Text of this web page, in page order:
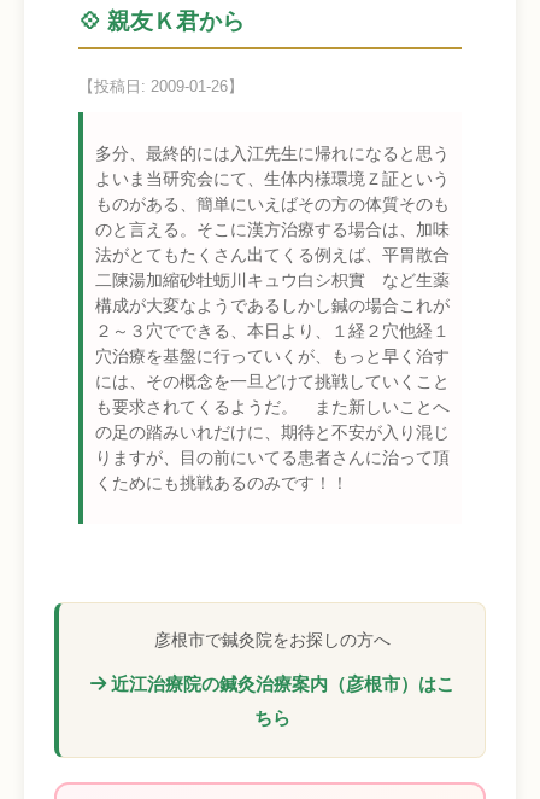
💠 親友Ｋ君から
【投稿日: 2009-01-26】
多分、最終的には入江先生に帰れになると思う
よいま当研究会にて、生体内様環境Ｚ証という
ものがある、簡単にいえばその方の体質そのも
のと言える。そこに漢方治療する場合は、加味
法がとてもたくさん出てくる例えば、平胃散合
二陳湯加縮砂牡蛎川キュウ白シ枳實 など生薬
構成が大変なようであるしかし鍼の場合これが
２～３穴でできる、本日より、１経２穴他経１
穴治療を基盤に行っていくが、もっと早く治す
には、その概念を一旦どけて挑戦していくこと
も要求されてくるようだ。 また新しいことへ
の足の踏みいれだけに、期待と不安が入り混じ
りますが、目の前にいてる患者さんに治って頂
くためにも挑戦あるのみです！！
彦根市で鍼灸院をお探しの方へ
近江治療院の鍼灸治療案内（彦根市）はこ
ちら